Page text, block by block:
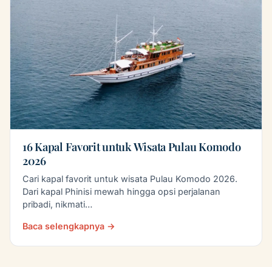
16 Kapal Favorit untuk Wisata Pulau Komodo
2026
Cari kapal favorit untuk wisata Pulau Komodo 2026.
Dari kapal Phinisi mewah hingga opsi perjalanan
pribadi, nikmati…
Baca selengkapnya →